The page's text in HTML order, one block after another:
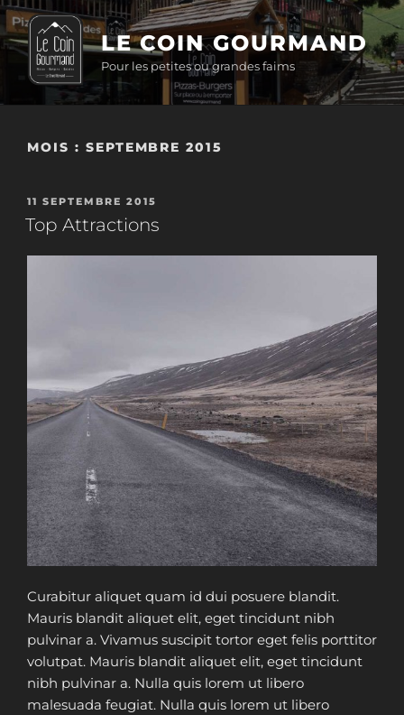
Aller
au
contenu
principal
LE COIN GOURMAND
Pour les petites ou grandes faims
MOIS : SEPTEMBRE 2015
PUBLIÉ
LE
11 SEPTEMBRE 2015
Top Attractions
Curabitur aliquet quam id dui posuere blandit.
Mauris blandit aliquet elit, eget tincidunt nibh
pulvinar a. Vivamus suscipit tortor eget felis porttitor
volutpat. Mauris blandit aliquet elit, eget tincidunt
nibh pulvinar a. Nulla quis lorem ut libero
malesuada feugiat. Nulla quis lorem ut libero